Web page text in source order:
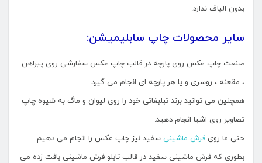
بدون الیاف ندارد.
سایر محصولات چاپ سابلیمیشن:
صنعت چاپ عکس روی پارچه در قالب چاپ عکس سفارشی روی پیراهن
، مقعنه ، روسری و یا هر پارچه ای انجام می گیرد.
همچنین می توانید برند تبلبغاتی خود را روی لیوان و ماگ به شیوه چاپ
تصاویر روی اشیا انجام دهید.
حتی ما روی فرش ماشینی سفید نیز چاپ عکس را انجام می دهیم.
بطوری که فرش ماشینی سفید در قالب تابلو فرش ماشینی بافت زده می